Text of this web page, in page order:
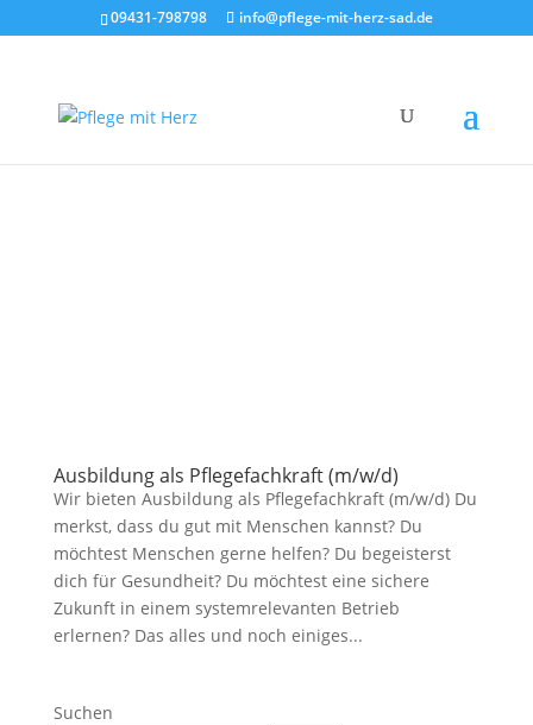
09431-798798 info@pflege-mit-herz-sad.de
Ausbildung als Pflegefachkraft (m/w/d)
Wir bieten Ausbildung als Pflegefachkraft (m/w/d) Du
merkst, dass du gut mit Menschen kannst? Du
möchtest Menschen gerne helfen? Du begeisterst
dich für Gesundheit? Du möchtest eine sichere
Zukunft in einem systemrelevanten Betrieb
erlernen? Das alles und noch einiges...
Suchen